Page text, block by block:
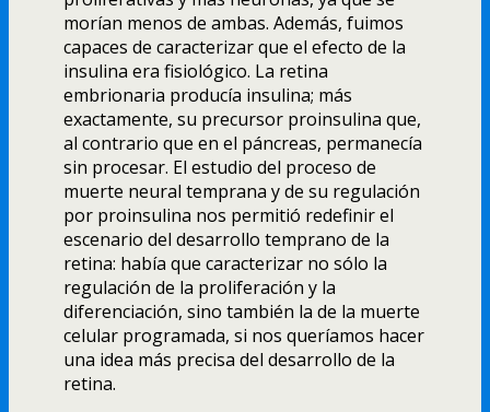
morí­an menos de ambas. Además, fuimos
capaces de caracterizar que el efecto de la
insulina era fisiológico. La retina
embrionaria producí­a insulina; más
exactamente, su precursor proinsulina que,
al contrario que en el páncreas, permanecí­a
sin procesar. El estudio del proceso de
muerte neural temprana y de su regulación
por proinsulina nos permitió redefinir el
escenario del desarrollo temprano de la
retina: habí­a que caracterizar no sólo la
regulación de la proliferación y la
diferenciación, sino también la de la muerte
celular programada, si nos querí­amos hacer
una idea más precisa del desarrollo de la
retina.